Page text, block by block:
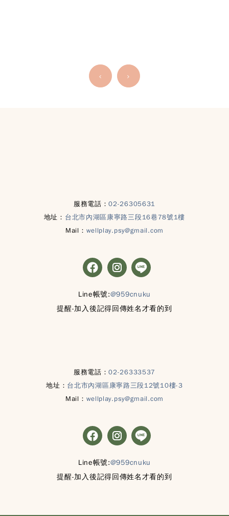
服務電話：02-26305631
地址： 台北市內湖區康寧路三段16巷78號1樓
Mail： wellplay.psy@gmail.com
Line帳號:@959cnuku
提醒-加入後記得回傳姓名才看的到
服務電話：02-26333537
地址： 台北市內湖區康寧路三段12號10樓-3
Mail： wellplay.psy@gmail.com
Line帳號:@959cnuku
提醒-加入後記得回傳姓名才看的到